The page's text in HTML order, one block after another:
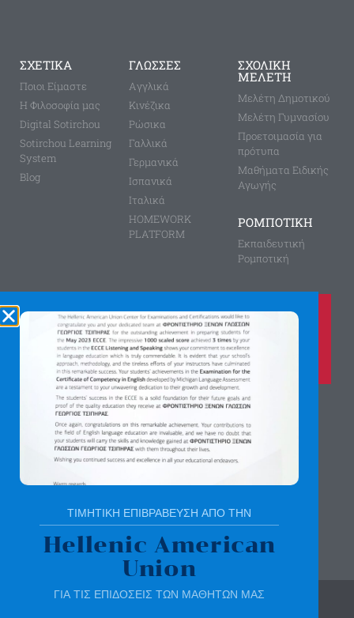
ΣΧΕΤΙΚΑ
Ποιοι Είμαστε
Η Φιλοσοφία μας
Digital Sotirchou
Sotirchou Learning
System
Blog
ΓΛΩΣΣΕΣ
Aγγλικά
Κινέζικα
Ρώσικα
Γαλλικά
Γερμανικά
Ισπανικά
Ιταλικά
HOMEWORK
PLATFORM
ΣΧΟΛΙΚΗ
ΜΕΛΕΤΗ
Μελέτη Δημοτικού
Μελέτη Γυμνασίου
Προετοιμασία για
πρότυπα
Μαθήματα Ειδικής
Αγωγής
ΡΟΜΠΟΤΙΚΗ
Εκπαιδευτική
Ρομποτική
Καλέστε μας τώρα στο
210 8028149
για περισσότερες πληροφορίες
Αγίας Παρασκευής 8, Άνω Πεύκη
Αργύρη Γεωργίου 2, Λυκόβρυση
Πατήστε εδώ για χάρτη
© All rights reserved | sotirchou.gr
ΤΙΜΗΤΙΚΗ ΕΠΙΒΡΑΒΕΥΣΗ ΑΠΟ ΤΗΝ
Hellenic American
Union
ΓΙΑ ΤΙΣ ΕΠΙΔΟΣΕΙΣ ΤΩΝ ΜΑΘΗΤΩΝ ΜΑΣ